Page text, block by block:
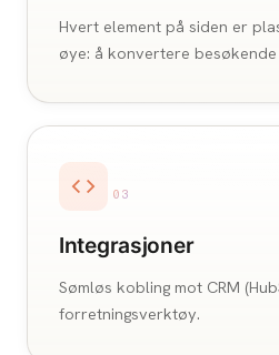
Hvert element på siden er
øye: å konvertere
03
Integrasjoner
Sømløs kobling mot CRM
forretningsverktøy.